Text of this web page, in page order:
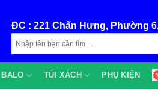
ĐC : 221 Chấn Hưng, Phường
BALO TÚI XÁCH PHỤ KIỆN